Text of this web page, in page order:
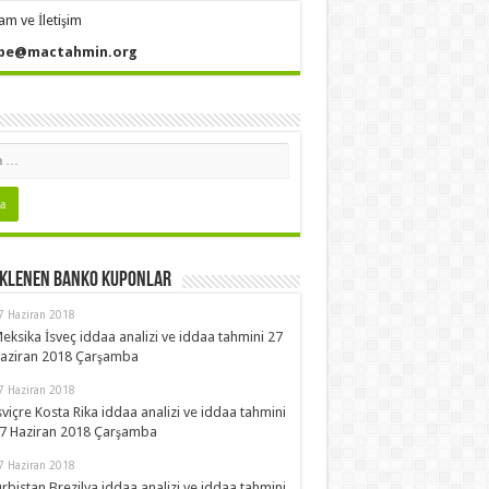
ve İletişim
Banko Kuponlar
Haziran 2018
İsveç iddaa analizi ve iddaa tahmini 27
2018 Çarşamba
Haziran 2018
Kosta Rika iddaa analizi ve iddaa tahmini
Haziran 2018 Çarşamba
Haziran 2018